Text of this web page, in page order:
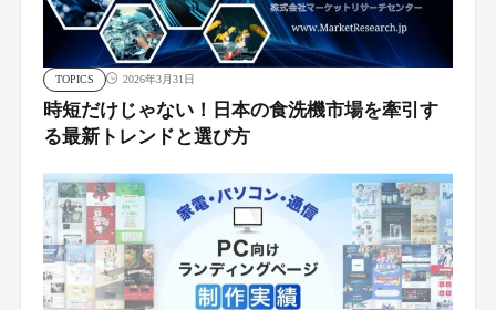
TOPICS 2026年3月31日
時短だけじゃない！日本の食洗機市場を牽引す
る最新トレンドと選び方